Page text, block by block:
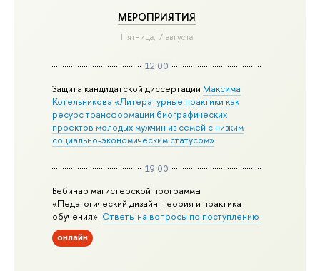
МЕРОПРИЯТИЯ
Пятница, 7 августа
12:00
Защита кандидатской диссертацииМаксима
Котельникова «Литературные практики как
ресурс трансформации биографических
проектов молодых мужчин из семей с низким
социально-экономическим статусом»
19:00
Вебинар магистерской программы
«Педагогический дизайн: теория и практика
обучения»: Ответы на вопросы по поступлению
онлайн